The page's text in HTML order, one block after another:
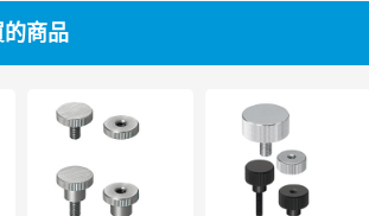
商品